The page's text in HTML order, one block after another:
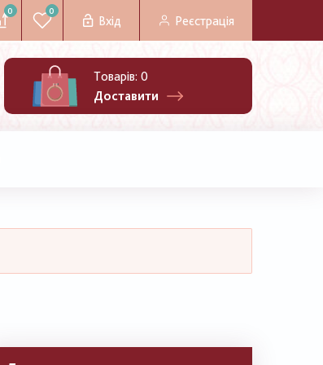
0 0
Вхід Реєстрація
Товарів: 0
Доставити